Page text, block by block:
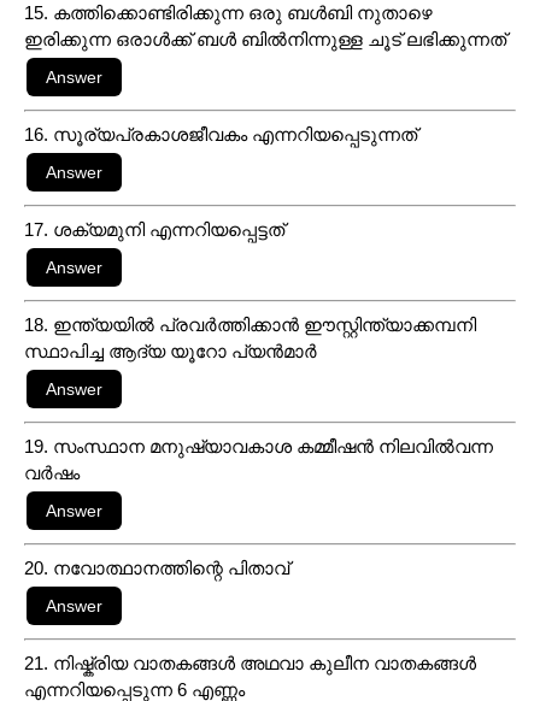
15. കത്തിക്കൊണ്ടിരിക്കുന്ന ഒരു ബൾബി നുതാഴെ
ഇരിക്കുന്ന ഒരാൾക്ക് ബൾ ബിൽനിന്നുള്ള ചൂട് ലഭിക്കുന്നത്
16. സൂര്യപ്രകാശജീവകം എന്നറിയപ്പെടുന്നത്
17. ശക്യമുനി എന്നറിയപ്പെട്ടത്
18. ഇന്ത്യയിൽ പ്രവർത്തിക്കാൻ ഈസ്റ്റിന്ത്യാക്കമ്പനി
സ്ഥാപിച്ച ആദ്യ യൂറോ പ്യൻമാർ
19. സംസ്ഥാന മനുഷ്യാവകാശ കമ്മീഷൻ നിലവിൽവന്ന
വർഷം
20. നവോത്ഥാനത്തിന്റെ പിതാവ്
21. നിഷ്ക്രിയ വാതകങ്ങൾ അഥവാ കുലീന വാതകങ്ങൾ
എന്നറിയപ്പെടുന്ന 6 എണ്ണം